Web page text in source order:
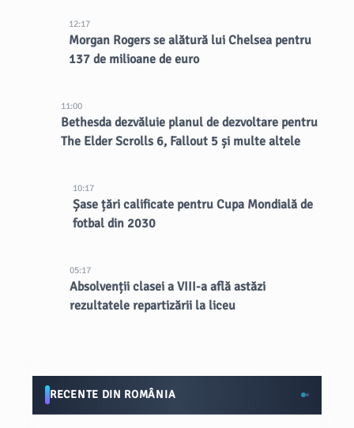
12:17
Morgan Rogers se alătură lui Chelsea pentru
137 de milioane de euro
11:00
Bethesda dezvăluie planul de dezvoltare pentru
The Elder Scrolls 6, Fallout 5 și multe altele
10:17
Șase țări calificate pentru Cupa Mondială de
fotbal din 2030
05:17
Absolvenții clasei a VIII-a află astăzi
rezultatele repartizării la liceu
RECENTE DIN ROMÂNIA